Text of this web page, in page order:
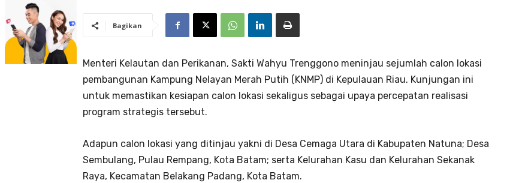
Bagikan
Menteri Kelautan dan Perikanan, Sakti Wahyu Trenggono meninjau sejumlah calon lokasi
pembangunan Kampung Nelayan Merah Putih (KNMP) di Kepulauan Riau. Kunjungan ini
untuk memastikan kesiapan calon lokasi sekaligus sebagai upaya percepatan realisasi
program strategis tersebut.
Adapun calon lokasi yang ditinjau yakni di Desa Cemaga Utara di Kabupaten Natuna; Desa
Sembulang, Pulau Rempang, Kota Batam; serta Kelurahan Kasu dan Kelurahan Sekanak
Raya, Kecamatan Belakang Padang, Kota Batam.